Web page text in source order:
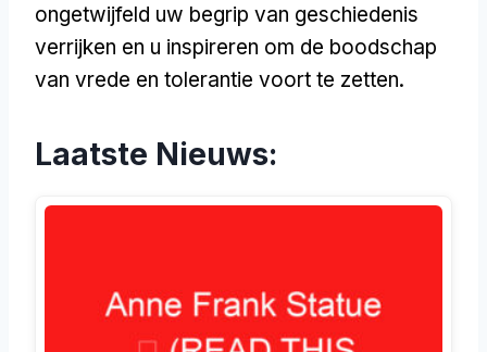
ongetwijfeld uw begrip van geschiedenis
verrijken en u inspireren om de boodschap
van vrede en tolerantie voort te zetten.
Laatste Nieuws: